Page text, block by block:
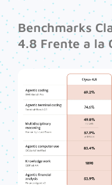
Benchmarks
4.8 Frente a la